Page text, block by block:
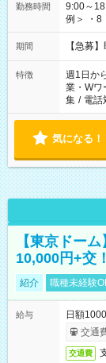
勤務時間
9:00～18:00（実動8
例＞ ・8
・13：
期間 【急募
特徴 週1日か
業・Wワ
集 / 電話
気になる！
【東京ドー
10,000円+交！
紹介 職種未経験
給与
日額
交通
交通費